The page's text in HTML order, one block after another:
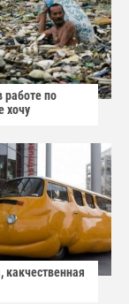
работе по
хочу
какчественная